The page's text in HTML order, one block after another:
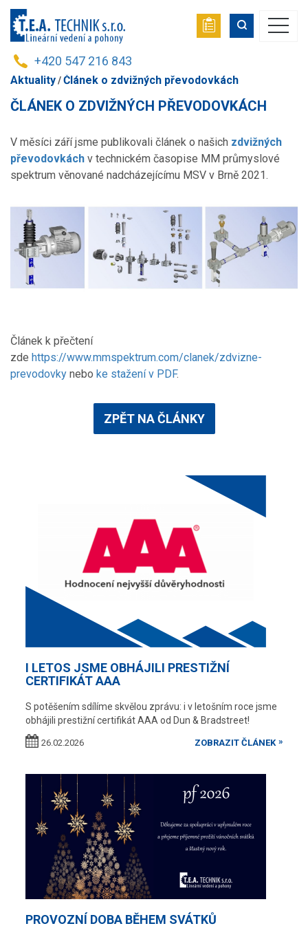
+420 547 216 843
Aktuality Článek o zdvižných převodovkách
ČLÁNEK O ZDVIŽNÝCH PŘEVODOVKÁCH
V měsíci září jsme publikovali článek o našich zdvižných
převodovkách v technickém časopise MM průmyslové
spektrum věnované nadcházejícímu MSV v Brně 2021.
Článek k přečtení
zde https://www.mmspektrum.com/clanek/zdvizne-
prevodovky nebo ke stažení v PDF.
ZPĚT NA ČLÁNKY
I LETOS JSME OBHÁJILI PRESTIŽNÍ
CERTIFIKÁT AAA
S potěšením sdílíme skvělou zprávu: i v letošním roce jsme
obhájili prestižní certifikát AAA od Dun & Bradstreet!
26.02.2026 ZOBRAZIT ČLÁNEK
PROVOZNÍ DOBA BĚHEM SVÁTKŮ